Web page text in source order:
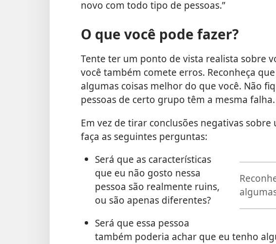
novo com todo tipo de pessoas.”
O que você pode fazer?
Tente ter um ponto de vista realista sobre
você também comete erros. Reconheça
algumas coisas melhor do que você. Não
pessoas de certo grupo têm a mesma falha.
Em vez de tirar conclusões negativas
faça as seguintes perguntas:
Será que as características
que eu não gosto nessa
pessoa são realmente ruins,
ou são apenas diferentes?
Será que essa pessoa
também poderia achar que eu tenho